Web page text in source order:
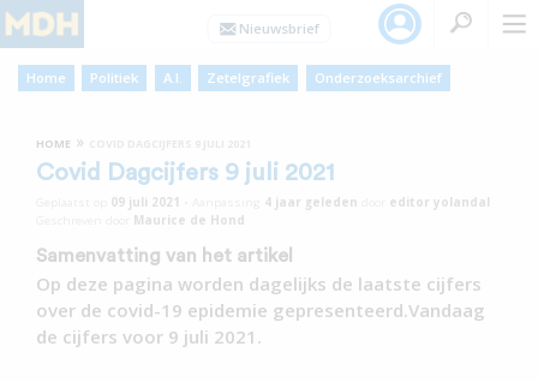
Home Politiek A.I. Zetelgrafiek Onderzoeksarchief
HOME »
Covid Dagcijfers 9 juli 2021
09 juli 2021 4 jaar geleden
editor yolandal
Maurice de Hond
Samenvatting van het artikel
Op deze pagina worden dagelijks de laatste cijfers
over de covid-19 epidemie gepresenteerd.Vandaag
de cijfers voor 9 juli 2021.